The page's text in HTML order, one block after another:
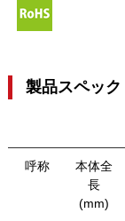
製品スペック
呼称
本体全
長
(mm)